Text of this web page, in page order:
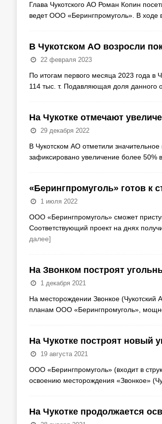
Глава Чукотского АО Роман Копин
ведет ООО «Берингпромуголь». В ходе
В Чукотском АО возросли
22 февраля 2023
По итогам первого месяца 2023 года в
114 тыс. т. Подавляющая доля данного
На Чукотке отмечают
29 декабря 2022
В Чукотском АО отметили
зафиксировано увеличение более 50%
«Берингпромуголь» готов к
1 июля 2022
ООО «Берингпромуголь» сможет
Соответствующий проект на днях
далее]
На Звонком построят
1 декабря 2021
На месторождении Звонкое (Чукотский
планам ООО «Берингпромуголь»,
На Чукотке построят новый
19 августа 2021
ООО «Берингпромуголь» (входит в
освоению месторождения «Звонкое»
На Чукотке продолжается